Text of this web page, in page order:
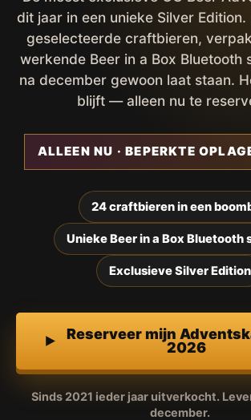
dit jaar in een unieke Silver
geselecteerde craftbieren,
werkende Beer in a Box Bluetooth
na december gewoon laat staan.
blijft — alleen nu te
ALLEEN NU · BEPERKTE
24 craftbieren in een
Unieke Beer in a Box Bluetooth
Exclusieve Silver Edition
Reserveer mijn
2026
Sinds 2021 ieder jaar uitverkocht.
december.